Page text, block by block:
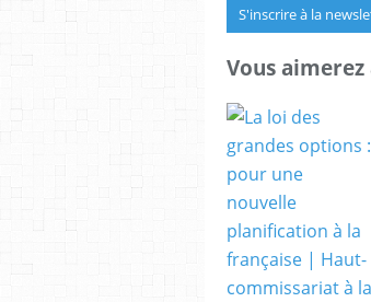
S'inscrire à la
Vous aimerez